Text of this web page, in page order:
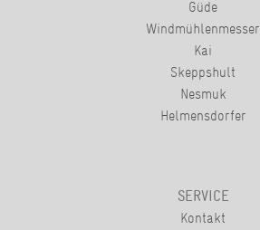
Güde
Windmühlenmesser
Kai
Skeppshult
Nesmuk
Helmensdorfer
SERVICE
Kontakt